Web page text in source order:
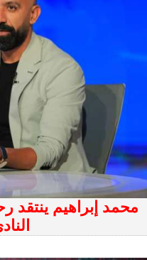
محمد إبراهيم ينتقد